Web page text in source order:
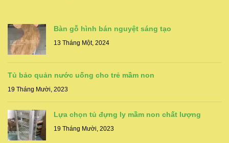
Bàn gỗ hình bán nguyệt sáng tạo
13 Tháng Một, 2024
Tủ bảo quản nước uống cho trẻ mầm non
19 Tháng Mười, 2023
Lựa chọn tủ đựng ly mầm non chất lượng
19 Tháng Mười, 2023